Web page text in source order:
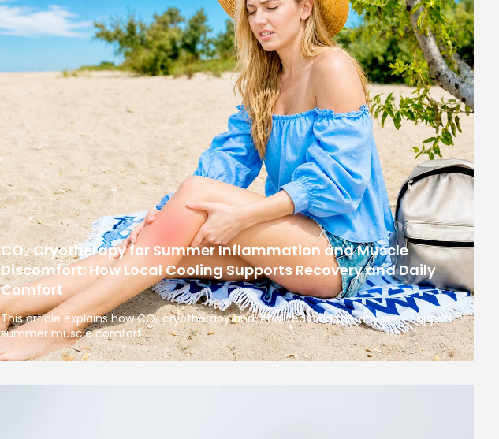
CO₂ Cryotherapy for Summer Inflammation and Muscle
Discomfort: How Local Cooling Supports Recovery and Daily
Comfort
This article explains how CO₂ cryotherapy and localized cold therapy may support
summer muscle comfort